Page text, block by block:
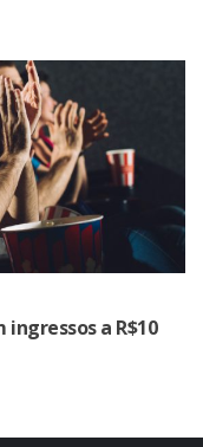
a R$10